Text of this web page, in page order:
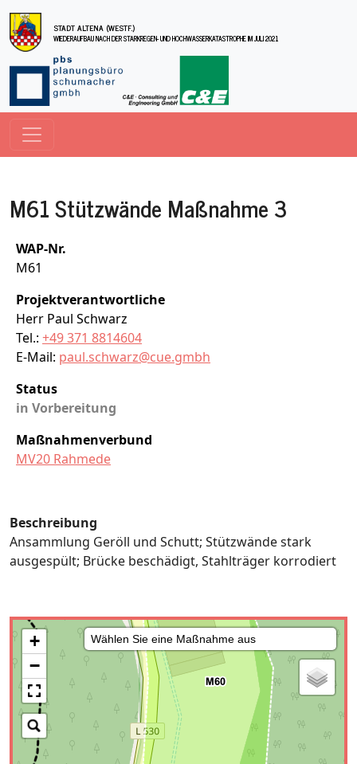
Direkt zum Inhalt
STADT ALTENA (WESTF.)
WIEDERAUFBAU NACH DER STARKREGEN- UND HOCHWASSERKATASTROPHE IM JULI 2021
M61 Stützwände Maßnahme 3
WAP-Nr.
M61
Projektverantwortliche
Herr Paul Schwarz
Tel.: +49 371 8814604
E-Mail: paul.schwarz@cue.gmbh
Status
in Vorbereitung
Maßnahmenverbund
MV20 Rahmede
Beschreibung
Ansammlung Geröll und Schutt; Stützwände stark
ausgespült; Brücke beschädigt, Stahlträger korrodiert